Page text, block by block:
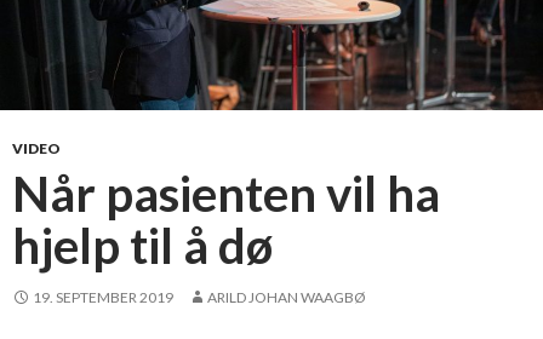
m
d
b
VIDEO
Når pasienten vil ha
hjelp til å dø
19. SEPTEMBER 2019 ARILD JOHAN WAAGBØ